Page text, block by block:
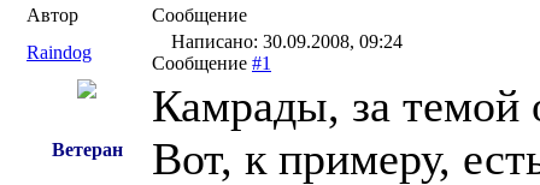
Автор
Сообщение
Raindog
Написано: 30.09.2008, 09:24
Сообщение #1
Ветеран
Камрады, за темой
Вот, к примеру,